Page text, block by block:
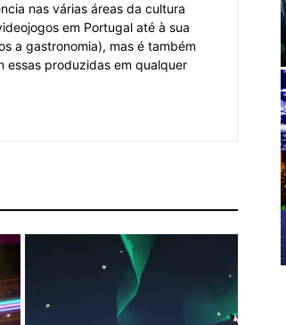
nas várias áreas da cultura
em Portugal até à sua
a gastronomia), mas é também
essas produzidas em qualquer